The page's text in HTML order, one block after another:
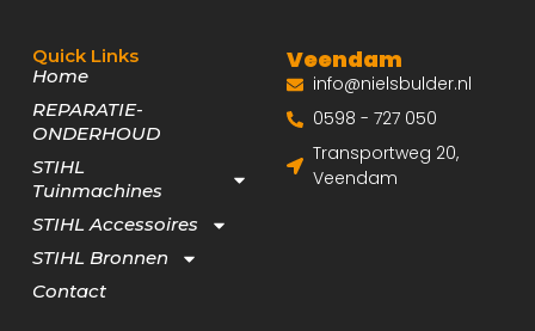
Quick Links
Home
REPARATIE-
ONDERHOUD
STIHL
Tuinmachines
STIHL Accessoires
STIHL Bronnen
Contact
Veendam
info@nielsbulder.nl
0598 - 727 050
Transportweg 20,
Veendam